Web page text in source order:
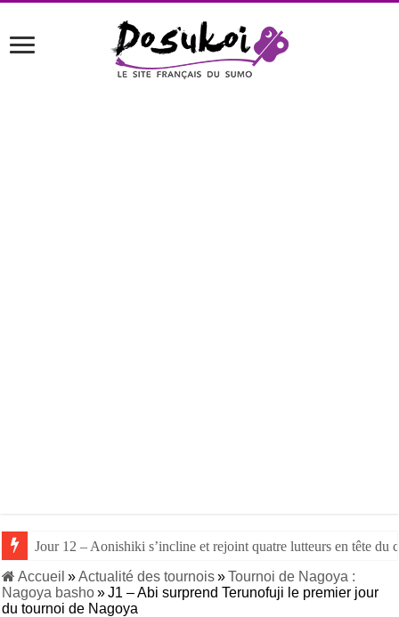
Jour 12 – Aonishiki s’incline et rejoint quatre lutteurs en tête du
Jour 11 – Avec 10 victoires, Aonishiki retrouve le rang d’ôzeki
Accueil »Actualité des tournois»Tournoi de Nagoya :
Nagoya basho»J1 – Abi surprend Terunofuji le premier jour
du tournoi de Nagoya